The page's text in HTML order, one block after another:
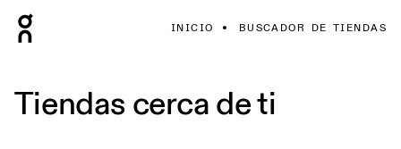
INICIO BUSCADOR DE TIENDAS
Tiendas cerca de ti